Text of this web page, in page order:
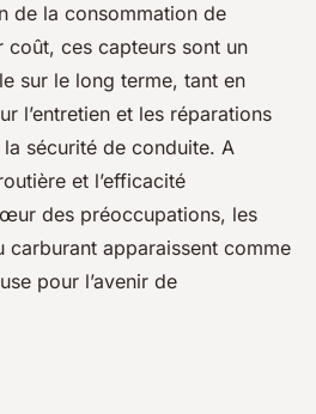
de la consommation de
coût, ces capteurs sont un
sur le long terme, tant en
l’entretien et les réparations
sécurité de conduite. A
et l’efficacité
des préoccupations, les
carburant apparaissent comme
pour l’avenir de